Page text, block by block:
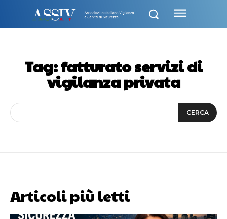
Tag:fatturato servizi di
vigilanza privata
CERCA
Articoli più letti